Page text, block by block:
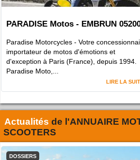
PARADISE Motos - EMBRUN
Paradise Motorcycles - Votre
importateur de motos d'émotions et
d'exception à Paris (France), depuis 1994.
Paradise Moto,...
LIRE LA
Actualités de l'ANNUAIRE
SCOOTERS
DOSSIERS